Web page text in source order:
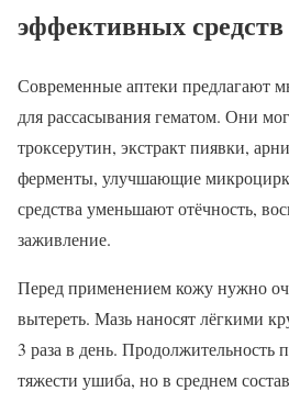
эффективных средств
Современные аптеки предлагают
для рассасывания гематом. Они
троксерутин, экстракт пиявки,
ферменты, улучшающие
средства уменьшают отёчность,
заживление.
Перед применением кожу нужно
вытереть. Мазь наносят лёгкими
3 раза в день. Продолжительность
тяжести ушиба, но в среднем